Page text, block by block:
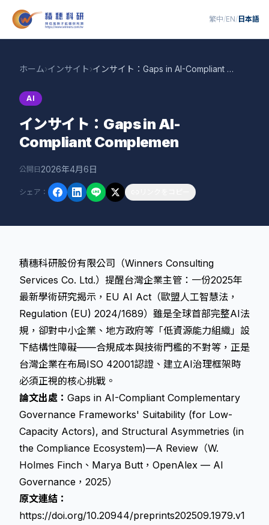
繁中/EN/ 日本語
ホーム›インサイト› インサイト：Gaps in AI-Compliant Complemen
AI
インサイト：Gaps in AI-
Compliant Complemen
公開日 2026年4月6日
シェア ：
積穗科研股份有限公司（Winners Consulting
Services Co. Ltd.）提醒台灣企業主管：一份2025年
最新學術研究揭示，EU AI Act（歐盟人工智慧法，
Regulation (EU) 2024/1689）雖是全球首部完整AI法
規，卻對中小企業、地方政府等「低資源能力組織」設
下結構性障礙——合規成本與技術門檻的不對等，正是
台灣企業在布局ISO 42001認證、建立AI治理框架時
必須正視的核心挑戰。
論文出處： Gaps in AI-Compliant Complementary
Governance Frameworks' Suitability (for Low-
Capacity Actors), and Structural Asymmetries (in
the Compliance Ecosystem)—A Review（W.
Holmes Finch、Marya Butt，OpenAlex — AI
Governance，2025）
原文連結：
https://doi.org/10.20944/preprints202509.1979.v1